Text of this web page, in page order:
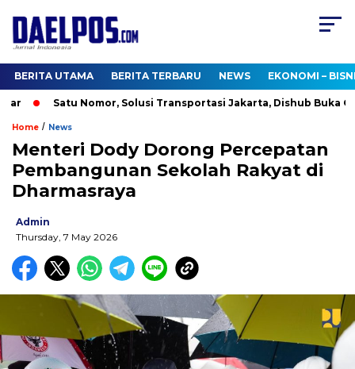
BERITA UTAMA BERITA TERBARU NEWS EKONOMI –
Satu Nomor, Solusi Transportasi Jakarta, Dishub Buka Call
Home / News
Menteri Dody Dorong Percepatan
Pembangunan Sekolah Rakyat di
Dharmasraya
Admin
Thursday, 7 May 2026